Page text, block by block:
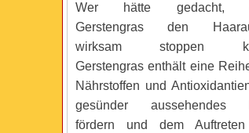
Wer hätte gedacht,
Gerstengras den
wirksam stoppen
Gerstengras enthält eine
Nährstoffen und
gesünder aussehendes
fördern und dem